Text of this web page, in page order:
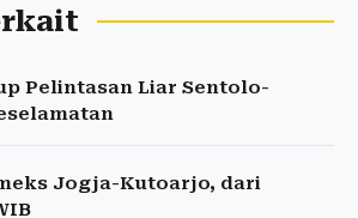
Pelintasan Liar Sentolo-
Jogja-Kutoarjo, dari